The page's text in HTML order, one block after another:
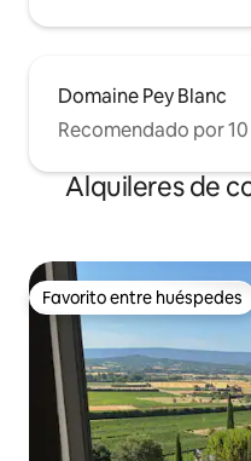
Domaine Pey Blanc
Recomendado por
Alquileres de
Favorito entre huéspedes
Favorito entre huéspedes